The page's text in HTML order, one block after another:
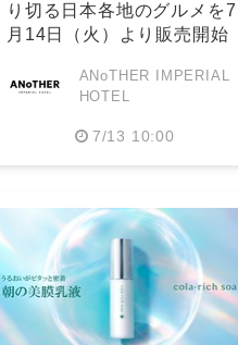
り切る⽇本各地のグルメを7
⽉14⽇（⽕）より販売開始
ANoTHER IMPERIAL
HOTEL
7/13 10:00